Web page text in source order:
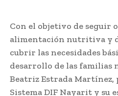
Con el objetivo de seguir
alimentación nutritiva y
cubrir las necesidades
desarrollo de las familias
Beatriz Estrada Martínez,
Sistema DIF Nayarit y su